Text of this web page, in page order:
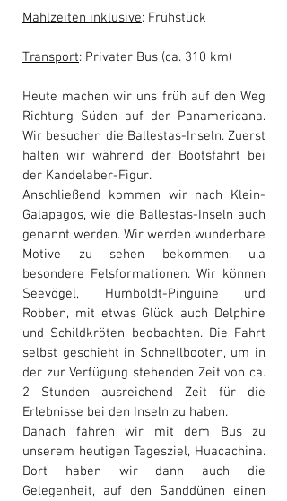
Mahlzeiten inklusive: Frühstück
Transport: Privater Bus (ca. 310 km)
Heute machen wir uns früh auf den Weg
Richtung Süden auf der Panamericana.
Wir besuchen die Ballestas-Inseln. Zuerst
halten wir während der Bootsfahrt bei
der Kandelaber-Figur.
Anschließend kommen wir nach Klein-
Galapagos, wie die Ballestas-Inseln auch
genannt werden. Wir werden wunderbare
Motive zu sehen bekommen, u.a
besondere Felsformationen. Wir können
Seevögel, Humboldt-Pinguine und
Robben, mit etwas Glück auch Delphine
und Schildkröten beobachten. Die Fahrt
selbst geschieht in Schnellbooten, um in
der zur Verfügung stehenden Zeit von ca.
2 Stunden ausreichend Zeit für die
Erlebnisse bei den Inseln zu haben.
Danach fahren wir mit dem Bus zu
unserem heutigen Tagesziel, Huacachina.
Dort haben wir dann auch die
Gelegenheit, auf den Sanddünen einen